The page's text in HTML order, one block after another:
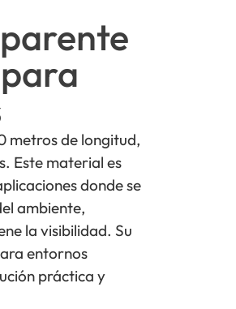
metros de longitud,
Este material es
donde se
ambiente,
la visibilidad. Su
entornos
práctica y